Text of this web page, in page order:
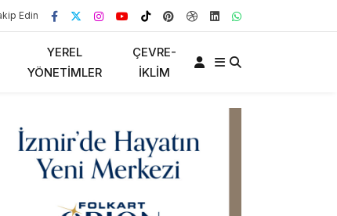
Edin
YEREL
YÖNETIMLER
ÇEVRE-
İKLIM